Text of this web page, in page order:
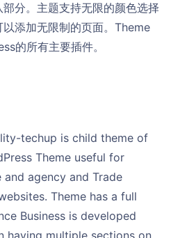
分。主题支持无限的颜色选择
添加无限制的页面。Theme
的所有主要插件。
techup is child theme of
Theme useful for
and agency and Trade
Theme has a full
Business is developed
having multiple sections on